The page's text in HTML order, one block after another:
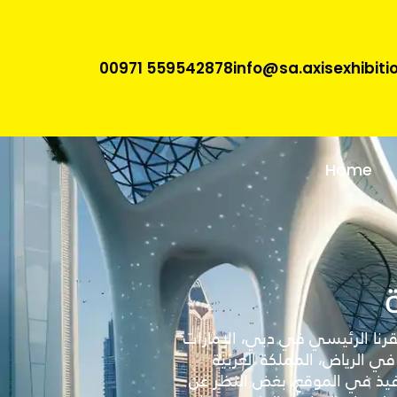
00971 559542878
الرئيسي في دبي، الإمارات
الرياض، المملكة العربية
في الموقع، بغض النظر عن
Home